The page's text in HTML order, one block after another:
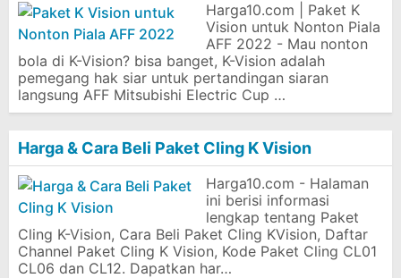
Harga10.com | Paket K
Vision untuk Nonton Piala
AFF 2022 - Mau nonton
bola di K-Vision? bisa banget, K-Vision adalah
pemegang hak siar untuk pertandingan siaran
langsung AFF Mitsubishi Electric Cup …
Harga & Cara Beli Paket Cling K Vision
Harga10.com - Halaman
ini berisi informasi
lengkap tentang Paket
Cling K-Vision, Cara Beli Paket Cling KVision, Daftar
Channel Paket Cling K Vision, Kode Paket Cling CL01
CL06 dan CL12. Dapatkan har…